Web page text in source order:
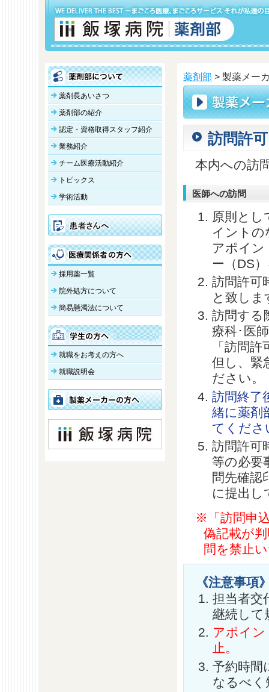
薬剤長あいさつ
薬剤部の紹介
認定・資格取得スタッフ紹介
業務紹介
チーム医療活動紹介
トピックス
学術活動
採用薬一覧
院外処方について
簡易懸濁法について
就職をお考えの方へ
就職説明会
薬剤部 > 製薬メー
訪問許
本内への訪
医師への訪問
原則とし
イントの
アポイン
ー（DS
訪問許可
と致しま
訪問する
療科･医
「訪問
但し、緊
ださい。
訪問終了
緒に薬剤
てくださ
訪問許可
等の必要
問先確認
に提出し
※「訪問申
偽記載が
問を禁止
《注意事項
担当者交
継続して
アポイン
止。
予約時間
なるべく